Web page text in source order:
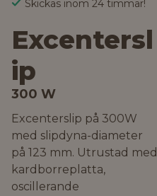
Skickas inom 24 timmar!
Excentersl
ip
300 W
Excenterslip på 300W
med slipdyna-diameter
på 123 mm. Utrustad med
kardborreplatta,
oscillerande